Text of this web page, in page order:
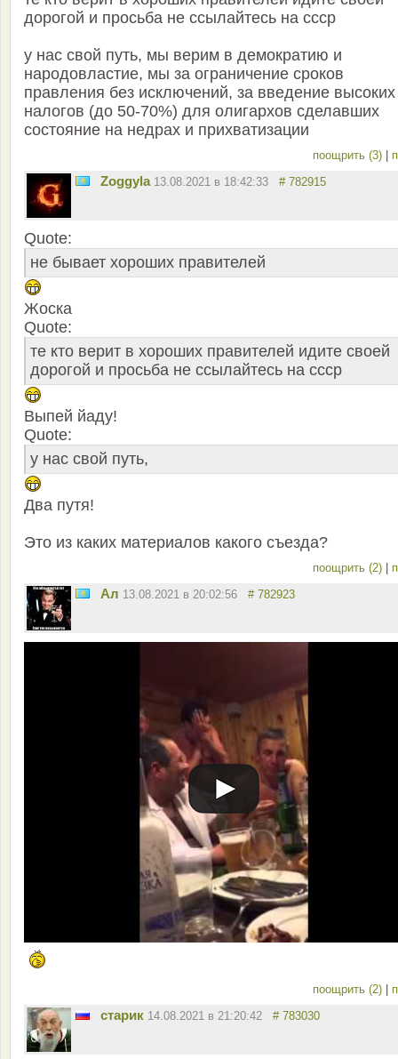
дорогой и просьба не ссылайтесь на ссср
у нас свой путь, мы верим в демократию и
народовластие, мы за ограничение сроков
правления без исключений, за введение высоких
налогов (до 50-70%) для олигархов сделавших
состояние на недрах и прихватизации
поощрить (3)
Zoggyla 13.08.2021 в 18:42:33 # 782915
Quote:
не бывает хороших правителей
Жоска
Quote:
те кто верит в хороших правителей идите своей
дорогой и просьба не ссылайтесь на ссср
Выпей йаду!
Quote:
у нас свой путь,
Два путя!
Это из каких материалов какого съезда?
поощрить (2)
Ал 13.08.2021 в 20:02:56 # 782923
поощрить (2) |
старик 14.08.2021 в 21:20:42 # 783030